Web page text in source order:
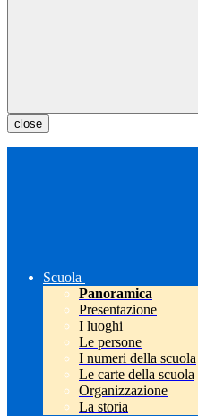
close
Scuola
Panoramica
Presentazione
I luoghi
Le persone
I numeri della scuola
Le carte della scuola
Organizzazione
La storia